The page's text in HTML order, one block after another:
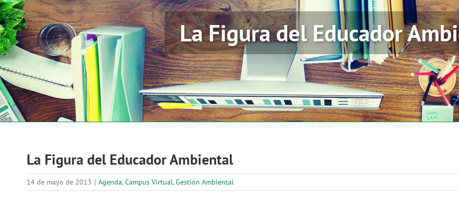
La Figura del Educador
La Figura del Educador Ambiental
14 de mayo de 2013 | Agenda,Campus Virtual,Gestión Ambiental